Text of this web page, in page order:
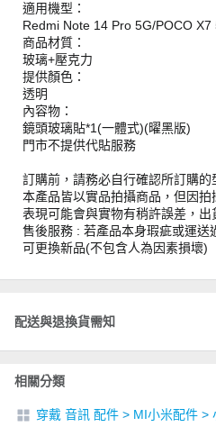
適用機型：
Redmi Note 14 Pro 5G/POCO X7
商品材質：
玻璃+壓克力
提供顏色：
透明
內容物：
鏡頭玻璃貼*1(一體式)(曜黑版)
門市不提供代貼服務
訂購前，請務必自行確認所訂購
本產品皆以實品拍攝商品，但因
表現可能會與實物有稍許誤差，出
售後服務 : 若產品本身瑕疵或運送
可更換新品(不包含人為因素損壞)
配送與退換貨需知
相關分類
穿戴 音訊 配件 > MI小米配件 >